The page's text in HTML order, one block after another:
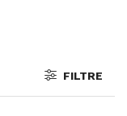
FILTRE